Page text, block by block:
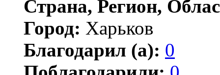
Страна, Регион,
Город: Харьков
Благодарил (а): 0